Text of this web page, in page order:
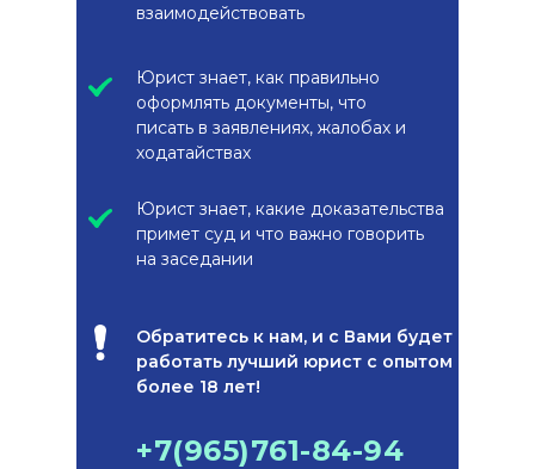
взаимодействовать
Юрист знает, как правильно
оформлять документы, что
писать в заявлениях, жалобах и
ходатайствах
Юрист знает, какие доказательства
примет суд и что важно говорить
на заседании
Обратитесь к нам, и с Вами будет
работать лучший юрист с опытом
более 18 лет!
+7(965)761-84-94